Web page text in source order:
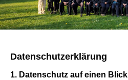
Datenschutzerklärung
1. Datenschutz auf einen Blick